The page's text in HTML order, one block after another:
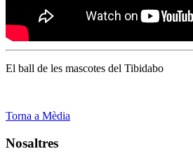
El ball de les mascotes del Tibidabo
Torna a Mèdia
Nosaltres